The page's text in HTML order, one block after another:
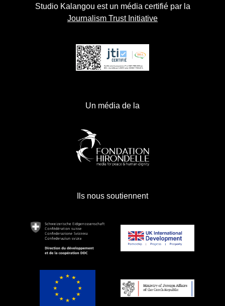
Studio Kalangou est un média certifié par la
Journalism Trust Initiative
Un média de la
Ils nous soutiennent